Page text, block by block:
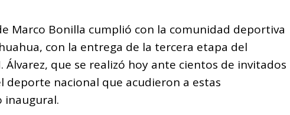
l y
Li
n
k
p
ar
ti
r
Marco Bonilla cumplió con la comunidad deportiva
con la entrega de la tercera etapa del
Álvarez, que se realizó hoy ante cientos de invitados
deporte nacional que acudieron a estas
inaugural.